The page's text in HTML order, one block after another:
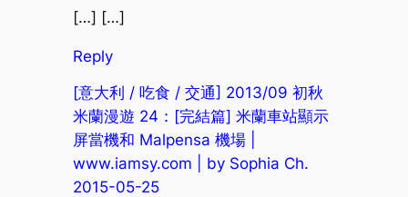
[…] […]
Reply
[意大利 / 吃食 / 交通] 2013/09 初秋
米蘭漫遊 24：[完結篇] 米蘭車站顯示
屏當機和 Malpensa 機場 |
www.iamsy.com | by Sophia Ch.
2015-05-25